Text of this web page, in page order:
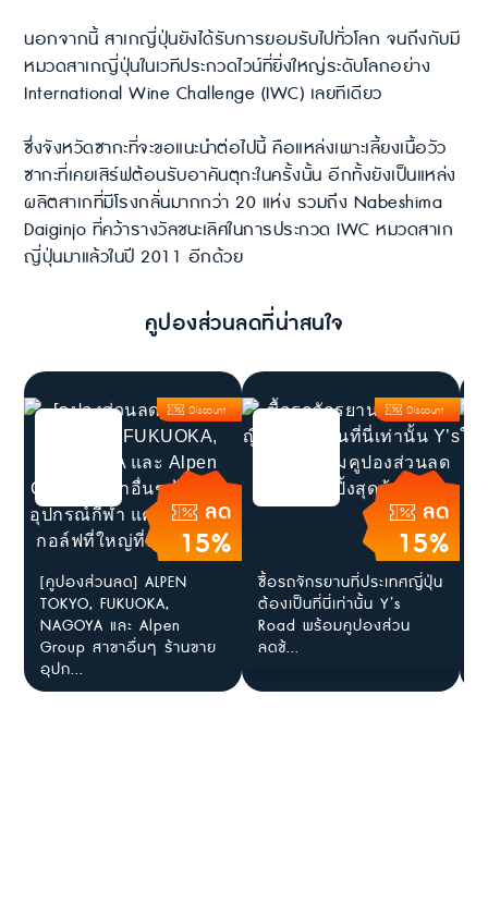
นอกจากนี้ สาเกญี่ปุ่นยังได้รับการยอมรับไปทั่วโลก จนถึงกับมี
หมวดสาเกญี่ปุ่นในเวทีประกวดไวน์ที่ยิ่งใหญ่ระดับโลกอย่าง
International Wine Challenge (IWC) เลยทีเดียว
ซึ่งจังหวัดซากะที่จะขอแนะนำต่อไปนี้ คือแหล่งเพาะเลี้ยงเนื้อวัว
ซากะที่เคยเสิร์ฟต้อนรับอาคันตุกะในครั้งนั้น อีกทั้งยังเป็นแหล่ง
ผลิตสาเกที่มีโรงกลั่นมากกว่า 20 แห่ง รวมถึง Nabeshima
Daiginjo ที่คว้ารางวัลชนะเลิศในการประกวด IWC หมวดสาเก
ญี่ปุ่นมาแล้วในปี 2011 อีกด้วย
คูปองส่วนลดที่น่าสนใจ
ลด
15%
Discount
[คูปองส่วนลด] ALPEN
TOKYO, FUKUOKA,
NAGOYA และ Alpen
Group สาขาอื่นๆ ร้านขาย
อุปก...
ลด
15%
Discount
ซื้อรถจักรยานที่ประเทศญี่ปุ่น
ต้องเป็นที่นี่เท่านั้น Y’s
Road พร้อมคูปองส่วน
ลดช้...